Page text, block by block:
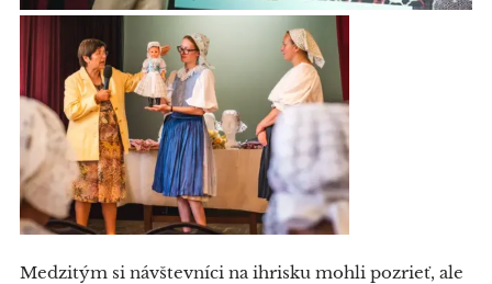
Medzitým si návštevníci na ihrisku mohli pozrieť, ale